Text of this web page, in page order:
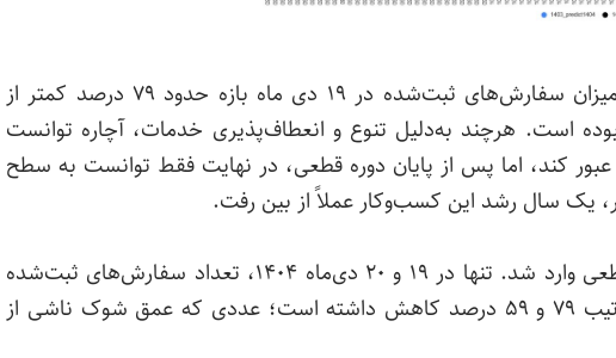
بررسی داده‌های آچاره نشان می‌دهد، میزان سفارش‌های ثبت‌شده در ۱۹ دی ماه بازه حدود ۷۹ درصد کمتر از
بوده است. هرچند به‌دلیل تنوع و انعطاف‌پذیری خدمات، آچاره توانست
کند، اما پس از پایان دوره قطعی، در نهایت فقط توانست به سطح
شدیدترین ضربه، در روزهای ابتدایی قطعی وارد شد. تنها در ۱۹ و ۲۰ دی‌ماه ۱۴۰۴، تعداد سفارش‌های ثبت‌شده
نسبت به انتظارات مبتنی بر رشد به ترتیب ۷۹ و ۵۹ درصد کاهش داشته است؛ عددی که عمق شوک ناشی از